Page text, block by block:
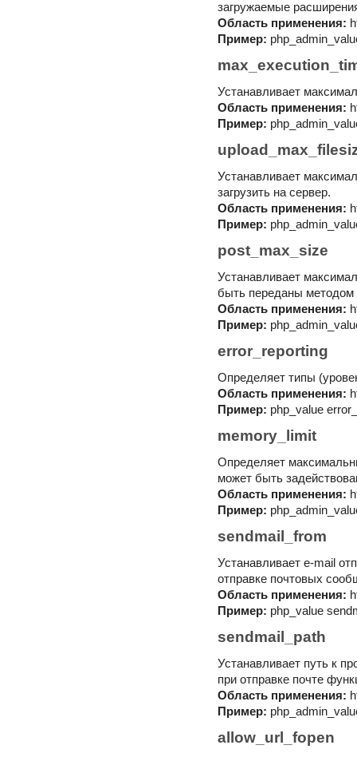
загружаемые
Область применения:
Пример:
Устанавливает
Область применения:
Пример:
Устанавливает
загрузить на сервер.
Область применения:
Пример:
post_max_size
Устанавливает
быть переданы методом
Область применения:
Пример:
error_reporting
Определяет типы
Область применения:
Пример: php_value
memory_limit
Определяет
может быть
Область применения:
Пример:
sendmail_from
Устанавливает e-mail
отправке почтовых
Область применения:
Пример: php_value
sendmail_path
Устанавливает путь к
при отправке почте
Область применения:
Пример:
allow_url_fopen